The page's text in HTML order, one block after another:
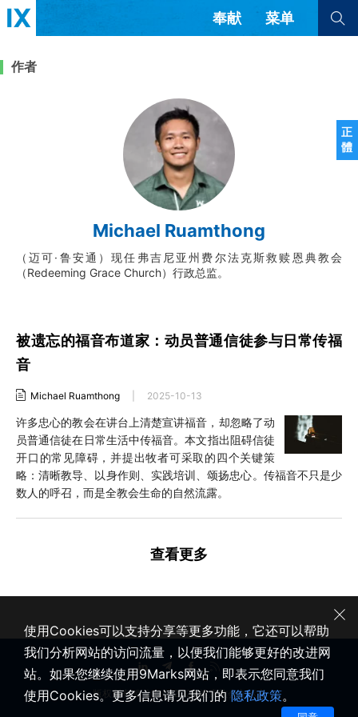
正
體
奉献 菜单
书评 访谈
解经式讲道与神学
福音传讲与宣教 成员制与教会纪律
查看全部
查看全部
隐私条款
正體中文
英语
西班牙语
葡萄牙语
俄语
乌兹别克语
达里语
韩语
土耳其语
阿拉伯语
阿尔巴尼亚语
作者
Michael Ruamthong
（迈可·鲁安通）现任弗吉尼亚州费尔法克斯救赎恩典教会
（Redeeming Grace Church）行政总监。
被遗忘的福音布道家：动员普通信徒参与日常传福
音
Michael Ruamthong 2025-10-13
许多忠心的教会在讲台上清楚宣讲福音，却忽略了动
员普通信徒在日常生活中传福音。本文指出阻碍信徒
开口的常见障碍，并提出牧者可采取的四个关键策
略：清晰教导、以身作则、实践培训、颂扬忠心。传福音不只是少
数人的呼召，而是全教会生命的自然流露。
查看更多
版权所有 © 2020-2026 健康教会九标志
使用Cookies可以支持分享等更多功能，它还可以帮助
我们分析网站的访问流量，以便我们能够更好的改进网
站。如果您继续使用9Marks网站，即表示您同意我们
使用Cookies。更多信息请见我们的 隐私政策。